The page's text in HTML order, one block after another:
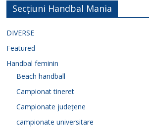
Secțiuni Handbal Mania
DIVERSE
Featured
Handbal feminin
Beach handball
Campionat tineret
Campionate județene
campionate universitare